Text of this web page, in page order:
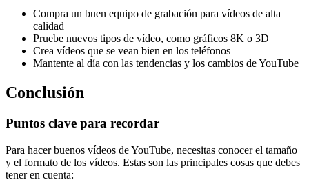
Compra un buen equipo de grabación para vídeos de alta
calidad
Pruebe nuevos tipos de vídeo, como gráficos 8K o 3D
Crea vídeos que se vean bien en los teléfonos
Mantente al día con las tendencias y los cambios de YouTube
Conclusión
Puntos clave para recordar
Para hacer buenos vídeos de YouTube, necesitas conocer el tamaño
y el formato de los vídeos. Estas son las principales cosas que debes
tener en cuenta: